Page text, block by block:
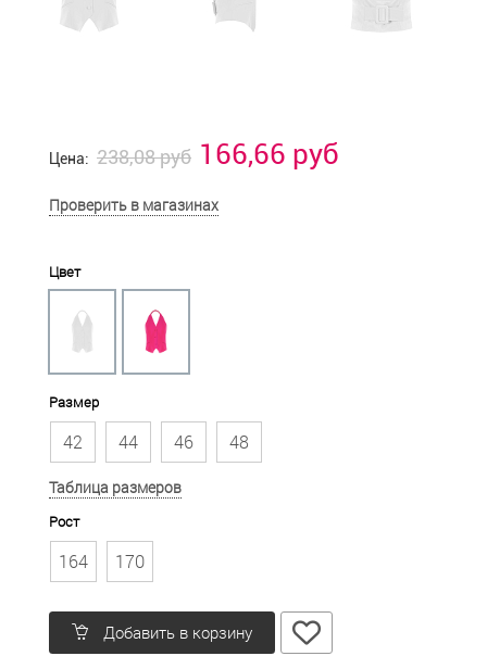
Цена: 238,08 руб 166,66 руб
Проверить в магазинах
Цвет
Размер
42 44 46 48
Таблица размеров
Рост
164 170
Добавить в корзину